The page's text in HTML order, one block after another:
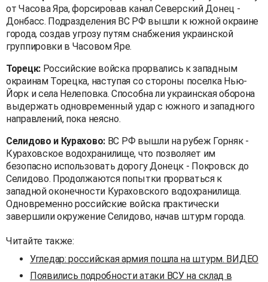
от Часова Яра, форсировав канал Северский Донец -
Донбасс. Подразделения ВС РФ вышли к южной окраине
города, создав угрозу путям снабжения украинской
группировки в Часовом Яре.
Торецк:Российские войска прорвались к западным
окраинам Торецка, наступая со стороны поселка Нью-
Йорк и села Нелеповка. Способна ли украинская оборона
выдержать одновременный удар с южного и западного
направлений, пока неясно.
Селидово и Курахово: ВС РФ вышли на рубеж Горняк -
Кураховское водохранилище, что позволяет им
безопасно использовать дорогу Донецк - Покровск до
Селидово. Продолжаются попытки прорваться к
западной оконечности Кураховского водохранилища.
Одновременно российские войска практически
завершили окружение Селидово, начав штурм города.
Читайте также:
Угледар: российская армия пошла на штурм. ВИДЕО
Появились подробности атаки ВСУ на склад в